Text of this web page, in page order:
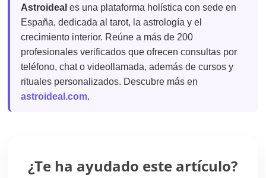
Astroideal es una plataforma holística con sede en
España, dedicada al tarot, la astrología y el
crecimiento interior. Reúne a más de 200
profesionales verificados que ofrecen consultas por
teléfono, chat o videollamada, además de cursos y
rituales personalizados. Descubre más en
astroideal.com.
¿Te ha ayudado este artículo?